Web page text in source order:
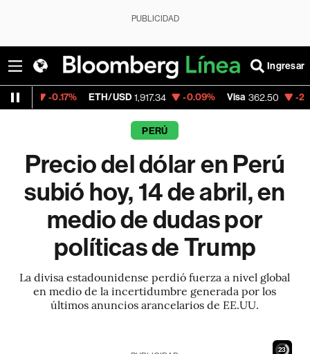
PUBLICIDAD
Ingresar
ETH/USD 1,917.34 -0.09% Visa 362.50 -2.15%
PERÚ
Precio del dólar en Perú
subió hoy, 14 de abril, en
medio de dudas por
políticas de Trump
La divisa estadounidense perdió fuerza a nivel global
en medio de la incertidumbre generada por los
últimos anuncios arancelarios de EE.UU.
21